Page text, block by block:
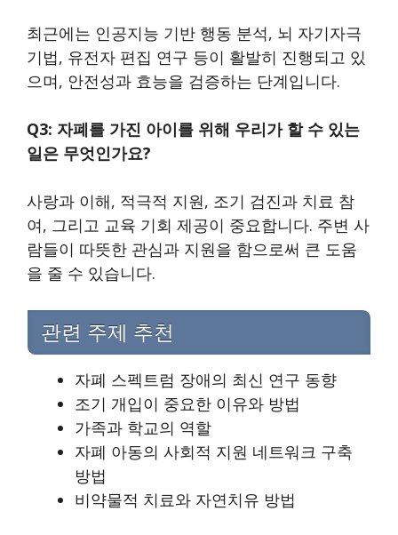
최근에는 인공지능 기반 행동 분석, 뇌 자기자극
기법, 유전자 편집 연구 등이 활발히 진행되고 있
으며, 안전성과 효능을 검증하는 단계입니다.
Q3: 자폐를 가진 아이를 위해 우리가 할 수 있는
일은 무엇인가요?
사랑과 이해, 적극적 지원, 조기 검진과 치료 참
여, 그리고 교육 기회 제공이 중요합니다. 주변 사
람들이 따뜻한 관심과 지원을 함으로써 큰 도움
을 줄 수 있습니다.
관련 주제 추천
자폐 스펙트럼 장애의 최신 연구 동향
조기 개입이 중요한 이유와 방법
가족과 학교의 역할
자폐 아동의 사회적 지원 네트워크 구축
방법
비약물적 치료와 자연치유 방법